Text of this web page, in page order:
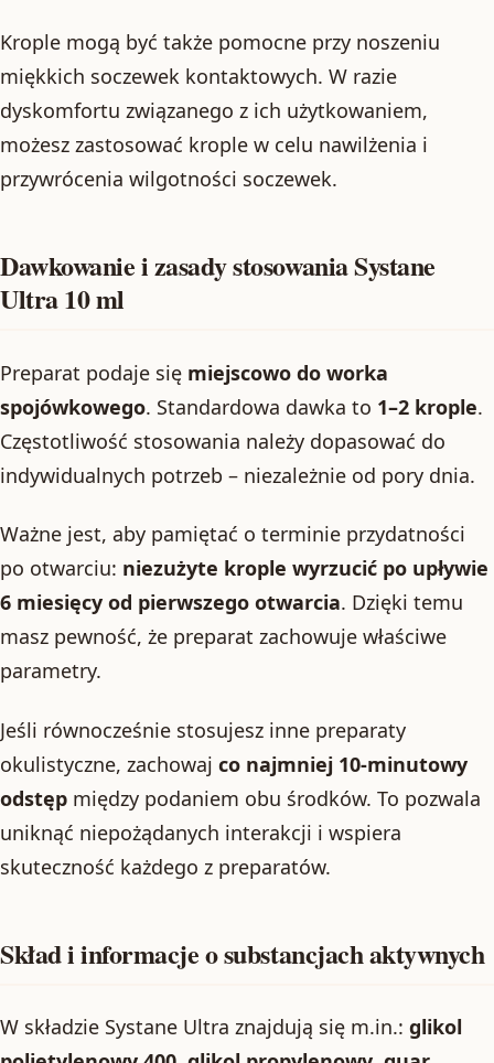
Krople mogą być także pomocne przy noszeniu
miękkich soczewek kontaktowych. W razie
dyskomfortu związanego z ich użytkowaniem,
możesz zastosować krople w celu nawilżenia i
przywrócenia wilgotności soczewek.
Dawkowanie i zasady stosowania Systane
Ultra 10 ml
Preparat podaje się miejscowo do worka
spojówkowego. Standardowa dawka to 1–2 krople.
Częstotliwość stosowania należy dopasować do
indywidualnych potrzeb – niezależnie od pory dnia.
Ważne jest, aby pamiętać o terminie przydatności
po otwarciu: niezużyte krople wyrzucić po upływie
6 miesięcy od pierwszego otwarcia. Dzięki temu
masz pewność, że preparat zachowuje właściwe
parametry.
Jeśli równocześnie stosujesz inne preparaty
okulistyczne, zachowaj co najmniej 10-minutowy
odstęp między podaniem obu środków. To pozwala
uniknąć niepożądanych interakcji i wspiera
skuteczność każdego z preparatów.
Skład i informacje o substancjach aktywnych
W składzie Systane Ultra znajdują się m.in.: glikol